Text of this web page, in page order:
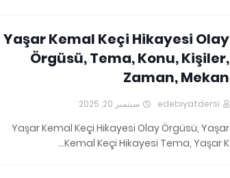
Yaşar Kemal Keçi Hikayesi Olay
Örgüsü, Tema, Konu, Kişiler,
Zaman, Mekan
edebiyatdersi سبتمبر 20, 2025
Yaşar Kemal Keçi Hikayesi Olay Örgüsü, Yaşar
Kemal Keçi Hikayesi Tema, Yaşar K…